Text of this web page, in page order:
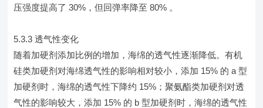
压强度提高了 30%，但回弹率降至 80% 。
5.3.3 透气性变化
随着加硬剂添加比例的增加，海绵的透气性逐渐降低。有机
硅类加硬剂对海绵透气性的影响相对较小，添加 15% 的 a 型
加硬剂时，海绵的透气性下降约 15%；聚氨酯类加硬剂对透
气性的影响较大，添加 15% 的 b 型加硬剂时，海绵的透气性